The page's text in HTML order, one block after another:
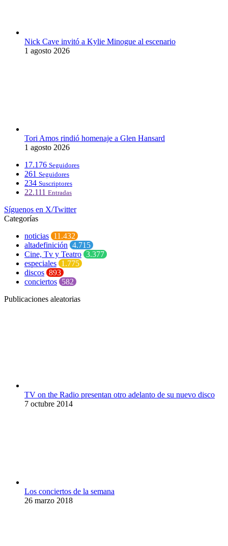
Nick Cave invitó a Kylie Minogue al escenario
1 agosto 2026
Tori Amos rindió homenaje a Glen Hansard
1 agosto 2026
17.176 Seguidores
261 Seguidores
234 Suscriptores
22.111 Entradas
Síguenos en X/Twitter
Categorías
noticias 11.432
altadefinición 4.715
Cine, Tv y Teatro 3.377
especiales 1.775
discos 893
conciertos 582
Publicaciones aleatorias
TV on the Radio presentan otro adelanto de su nuevo disco
7 octubre 2014
Los conciertos de la semana
26 marzo 2018